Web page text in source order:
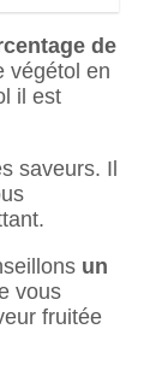
de
végétol en
il est
saveurs. Il
un
vous
fruitée